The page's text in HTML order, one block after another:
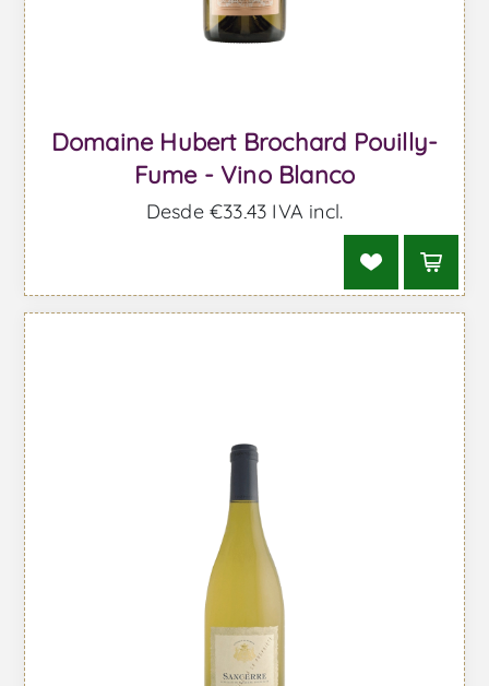
Domaine Hubert Brochard Pouilly-
Fume - Vino Blanco
Desde €33,43 IVA incl.